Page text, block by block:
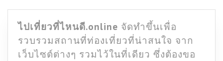
ไปเที่ยวที่ไหนดี.online จัดทำขึ้นเพื่อ
รวบรวมสถานที่ท่องเที่ยวที่น่าสนใจ จาก
เว็บไซต์ต่างๆ รวมไว้ในที่เดียว ซึ่งต้องขอ